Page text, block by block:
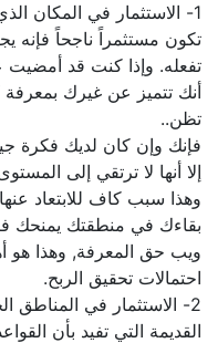
1- الاستثمار في المكان
تكون مستثمراً ناجحاً فإنه
تفعله. وإذا كنت قد أمضيت
أنك تتميز عن غيرك بمعرفة
تظن..
فإنك وإن كان لديك فكرة
إلا أنها لا ترتقي إلى
وهذا سبب كاف للابتعاد عنها
بقاءك في منطقتك يمنحك
ويب حق المعرفة, وهذا هو
احتمالات تحقيق الربح.
2- الاستثمار في المناطق
القديمة التي تفيد بأن